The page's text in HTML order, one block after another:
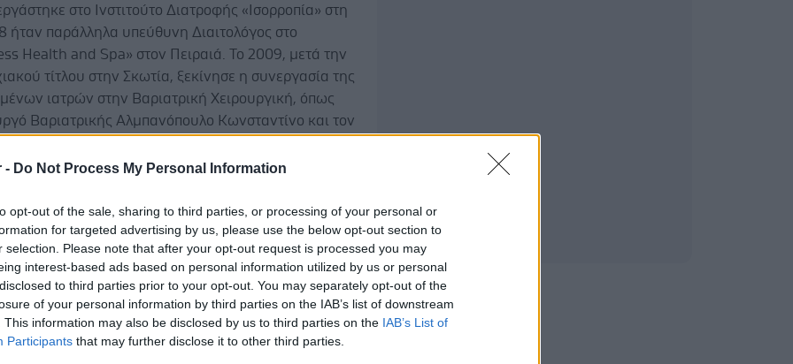
- Do Not Process My Personal Information
opt-out of the sale, sharing to third parties, or processing of your personal or
for targeted advertising by us, please use the below opt-out section to
selection. Please note that after your opt-out request is processed you may
interest-based ads based on personal information utilized by us or personal
to third parties prior to your opt-out. You may separately opt-out of the
of your personal information by third parties on the IAB’s list of downstream
This information may also be disclosed by us to third parties on the IAB’s List of
Participants that may further disclose it to other third parties.
στο Ινστιτούτο Διατροφής «Ισορροπία» στη
ήταν παράλληλα υπεύθυνη Διαιτολόγος στο
Health and Spa» στον Πειραιά. Το 2009, μετά την
τίτλου στην Σκωτία, ξεκίνησε η συνεργασία της
ιατρών στην Βαριατρική Χειρουργική, όπως
Βαριατρικής Αλμπανόπουλο Κωνσταντίνο και τον
διαιτολόγος διαφόρων υποκαταστημάτων της
και ιδιωτικά ΙΕΚ ως καθηγήτρια και
Διαιτολογίας. Η κλινική της εμπειρία είναι
καθώς έχει παράσχει διατροφική υποστήριξη
που αναγράφονται παρακάτω. Σήμερα είναι
Διαιτολογικού Κέντρου Nutricenter ενώ
τη θέση της Υπεύθυνης του Τομέα Διαιτολογίας στον
Ξυνή του IEK Πειραιά. Αρθογραφεί συχνά σε έντυπο